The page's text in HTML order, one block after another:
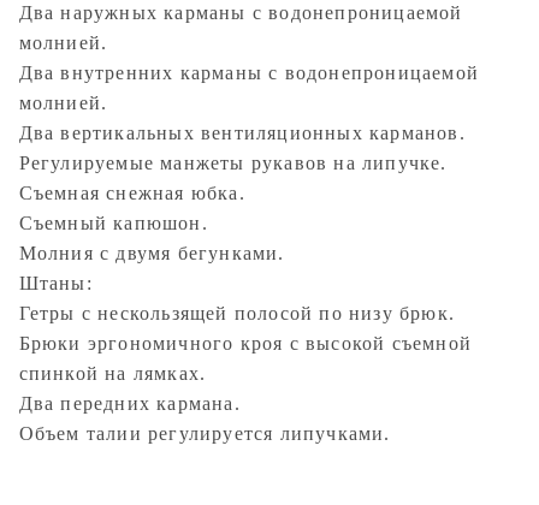
Два наружных карманы с водонепроницаемой
молнией.
Два внутренних карманы с водонепроницаемой
молнией.
Два вертикальных вентиляционных карманов.
Регулируемые манжеты рукавов на липучке.
Съемная снежная юбка.
Съемный капюшон.
Молния с двумя бегунками.
Штаны:
Гетры с нескользящей полосой по низу брюк.
Брюки эргономичного кроя с высокой съемной
спинкой на лямках.
Два передних кармана.
Объем талии регулируется липучками.